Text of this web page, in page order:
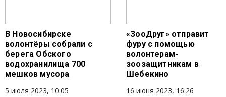
В Новосибирске
волонтёры собрали с
берега Обского
водохранилища 700
мешков мусора
5 июля 2023, 10:05
«ЗооДруг» отправит
фуру с помощью
волонтерам-
зоозащитникам в
Шебекино
16 июня 2023, 16:26